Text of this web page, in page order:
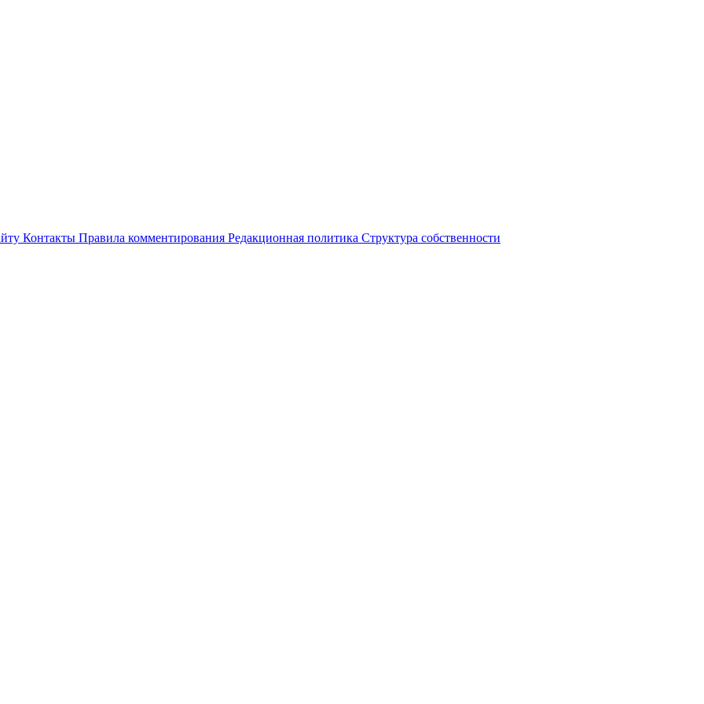
Контакты Правила комментирования Редакционная политика Структура собственности